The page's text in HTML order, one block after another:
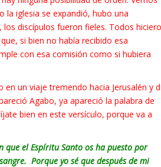
la iglesia se expandió, hubo una
discípulos fueron fieles. Todos
si bien no había recibido esa
con esa comisión como si hubiera
un viaje tremendo hacia Jerusalén y
Agabo, ya apareció la palabra de
bien en este versículo, porque va a
que el Espíritu Santo os ha puesto por
Porque yo sé que después de mi